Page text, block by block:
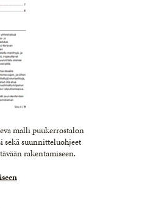
malli puukerrostalon
suunnitteluohjeet
rakentamiseen.